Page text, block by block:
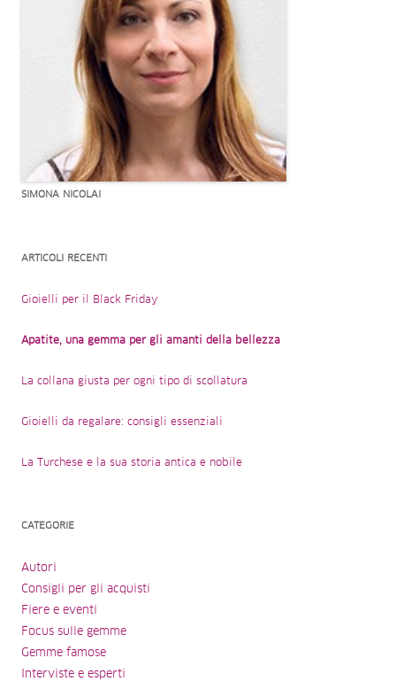
SIMONA NICOLAI
ARTICOLI RECENTI
Gioielli per il Black Friday
Apatite, una gemma per gli amanti della bellezza
La collana giusta per ogni tipo di scollatura
Gioielli da regalare: consigli essenziali
La Turchese e la sua storia antica e nobile
CATEGORIE
Autori
Consigli per gli acquisti
Fiere e eventi
Focus sulle gemme
Gemme famose
Interviste e esperti